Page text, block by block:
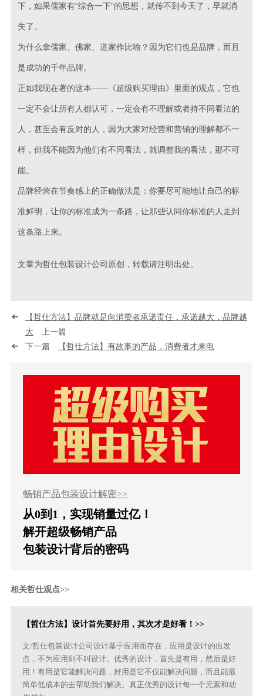
下，如果儒家有“综合一下”的思想，就传不到今天了，早就消
失了。
为什么拿儒家、佛家、道家作比喻？因为它们也是品牌，而且
是成功的千年品牌。
正如我现在著的这本——《超级购买理由》里面的观点，它也
一定不会让所有人都认可，一定会有不理解或者持不同看法的
人，甚至会有反对的人，因为大家对经营和营销的理解都不一
样，但我不能因为他们有不同看法，就调整我的看法，那不可
能。
品牌经营在节奏感上的正确做法是：你要尽可能地让自己的标
准鲜明，让你的标准成为一条路，让那些认同你标准的人走到
这条路上来。
文章为哲仕包装设计公司原创，转载请注明出处。
【哲仕方法】品牌就是向消费者承诺责任，承诺越大，品牌越
大 上一篇
下一篇
【哲仕方法】有故事的产品，消费者才来电
畅销产品包装设计解密>>
从0到1，实现销量过亿！
解开超级畅销产品
包装设计背后的密码
相关哲仕观点>>
【哲仕方法】设计首先要好用，其次才是好看！>>
文/哲仕包装设计公司设计基于应用而存在，应用是设计的出发
点，不为应用则不叫设计。优秀的设计，首先是有用，然后是好
用！有用是它能解决问题，好用是它不仅能解决问题，而且能最
简单低成本的去帮助我们解决。真正优秀的设计每一个元素和动